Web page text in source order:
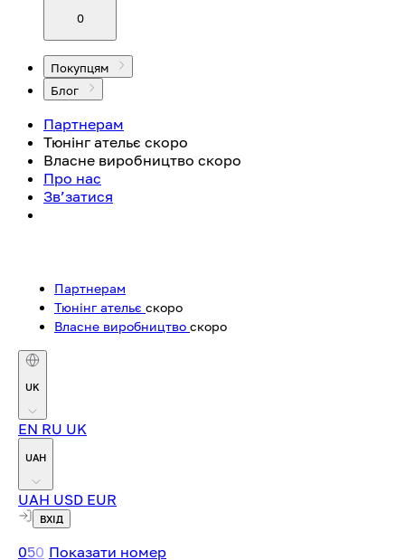
0
Покупцям
Блог
Партнерам
Тюнінг ательє скоро
Власне виробництво скоро
Про нас
Зв’затися
Партнерам
Тюнінг ательє скоро
Власне виробництво скоро
UK
EN RU UK
UAH
UAH USD EUR
ВХІД
050 Показати номер